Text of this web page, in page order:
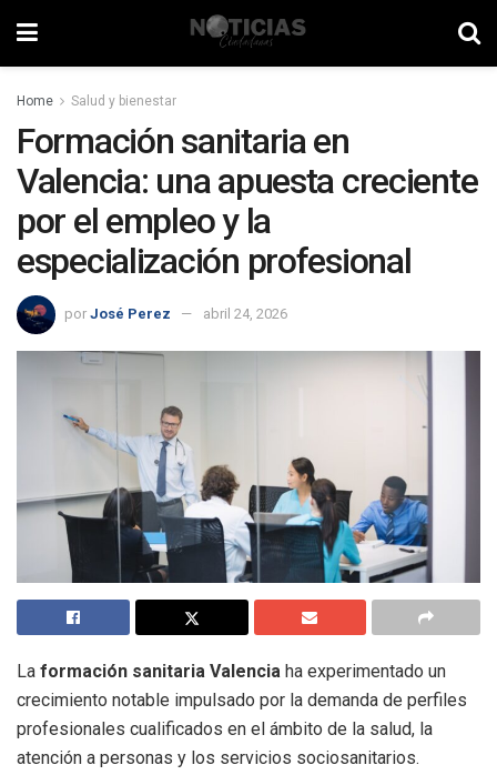
Home Salud y bienestar
Formación sanitaria en
Valencia: una apuesta creciente
por el empleo y la
especialización profesional
por José Perez abril 24, 2026
La formación sanitaria Valencia ha experimentado un
crecimiento notable impulsado por la demanda de perfiles
profesionales cualificados en el ámbito de la salud, la
atención a personas y los servicios sociosanitarios.